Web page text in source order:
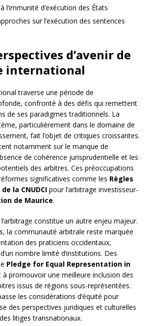
l’immunité d’exécution des États
sur l’exécution des sentences
d’avenir de
international
traverse une période de
confronté à des défis qui remettent
de ses paradigmes traditionnels. La
particulièrement dans le domaine de
fait l’objet de critiques croissantes.
notamment sur le manque de
de cohérence jurisprudentielle et les
des arbitres. Ces préoccupations
significatives comme les Règles
la CNUDCI pour l’arbitrage investisseur-
de Maurice.
constitue un autre enjeu majeur.
la communauté arbitrale reste marquée
des praticiens occidentaux,
nombre limité d’institutions. Des
Pledge for Equal Representation in
à promouvoir une meilleure inclusion des
issus de régions sous-représentées.
les considérations d’équité pour
des perspectives juridiques et culturelles
litiges transnationaux.